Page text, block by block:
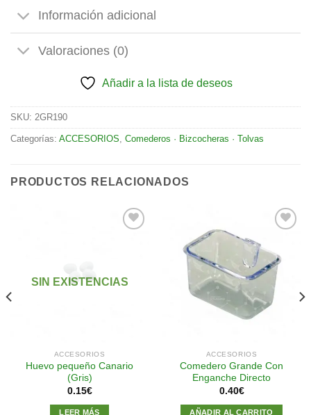
Información adicional
Valoraciones (0)
Añadir a la lista de deseos
SKU: 2GR190
Categorías: ACCESORIOS Comederos · Bizcocheras · Tolvas
PRODUCTOS RELACIONADOS
lista de
SIN EXISTENCIAS
ACCESORIOS
Huevo pequeño Canario
(Gris)
0.15€
LEER MÁS
Añadir
a la
lista de
deseos
ACCESORIOS
Comedero Grande Con
Enganche Directo
0.40€
AÑADIR AL CARRITO